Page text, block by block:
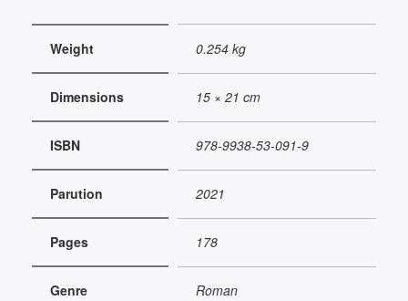
Weight 0.254 kg
Dimensions 15 × 21 cm
ISBN 978-9938-53-091-9
Parution 2021
Pages 178
Genre Roman